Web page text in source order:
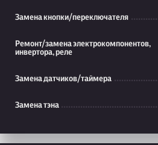
Замена кнопки/переключателя
Ремонт/замена электрокомпонентов,
инвертора, реле
Замена датчиков/таймера
Замена тэна